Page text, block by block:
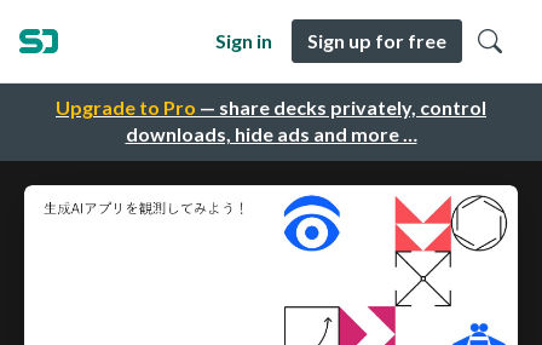
Upgrade to Pro — share decks privately, control
downloads, hide ads and more …
Sign in Sign up for free